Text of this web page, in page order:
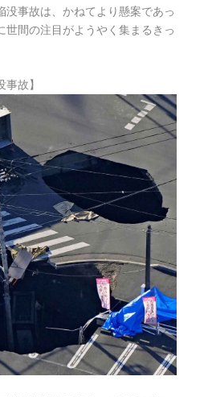
没事故は、かねてより懸案であっ
世間の注目がようやく集まるきっ
事故】